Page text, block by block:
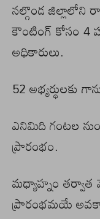
నల్గొండ జిల్లాలోని
కౌంటింగ్ కోసం 4
అధికారులు.
52 అభ్యర్థులకు
ఎనిమిది గంటల
ప్రారంభం.
మధ్యాహ్నం తర్వాత
ప్రారంభమయే